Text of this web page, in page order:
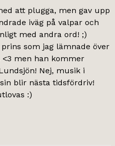
att plugga, men gav upp
iväg på valpar och
med andra ord! ;)
som jag lämnade över
men han kommer
Nej, musik i
blir nästa tidsfördriv!
:)